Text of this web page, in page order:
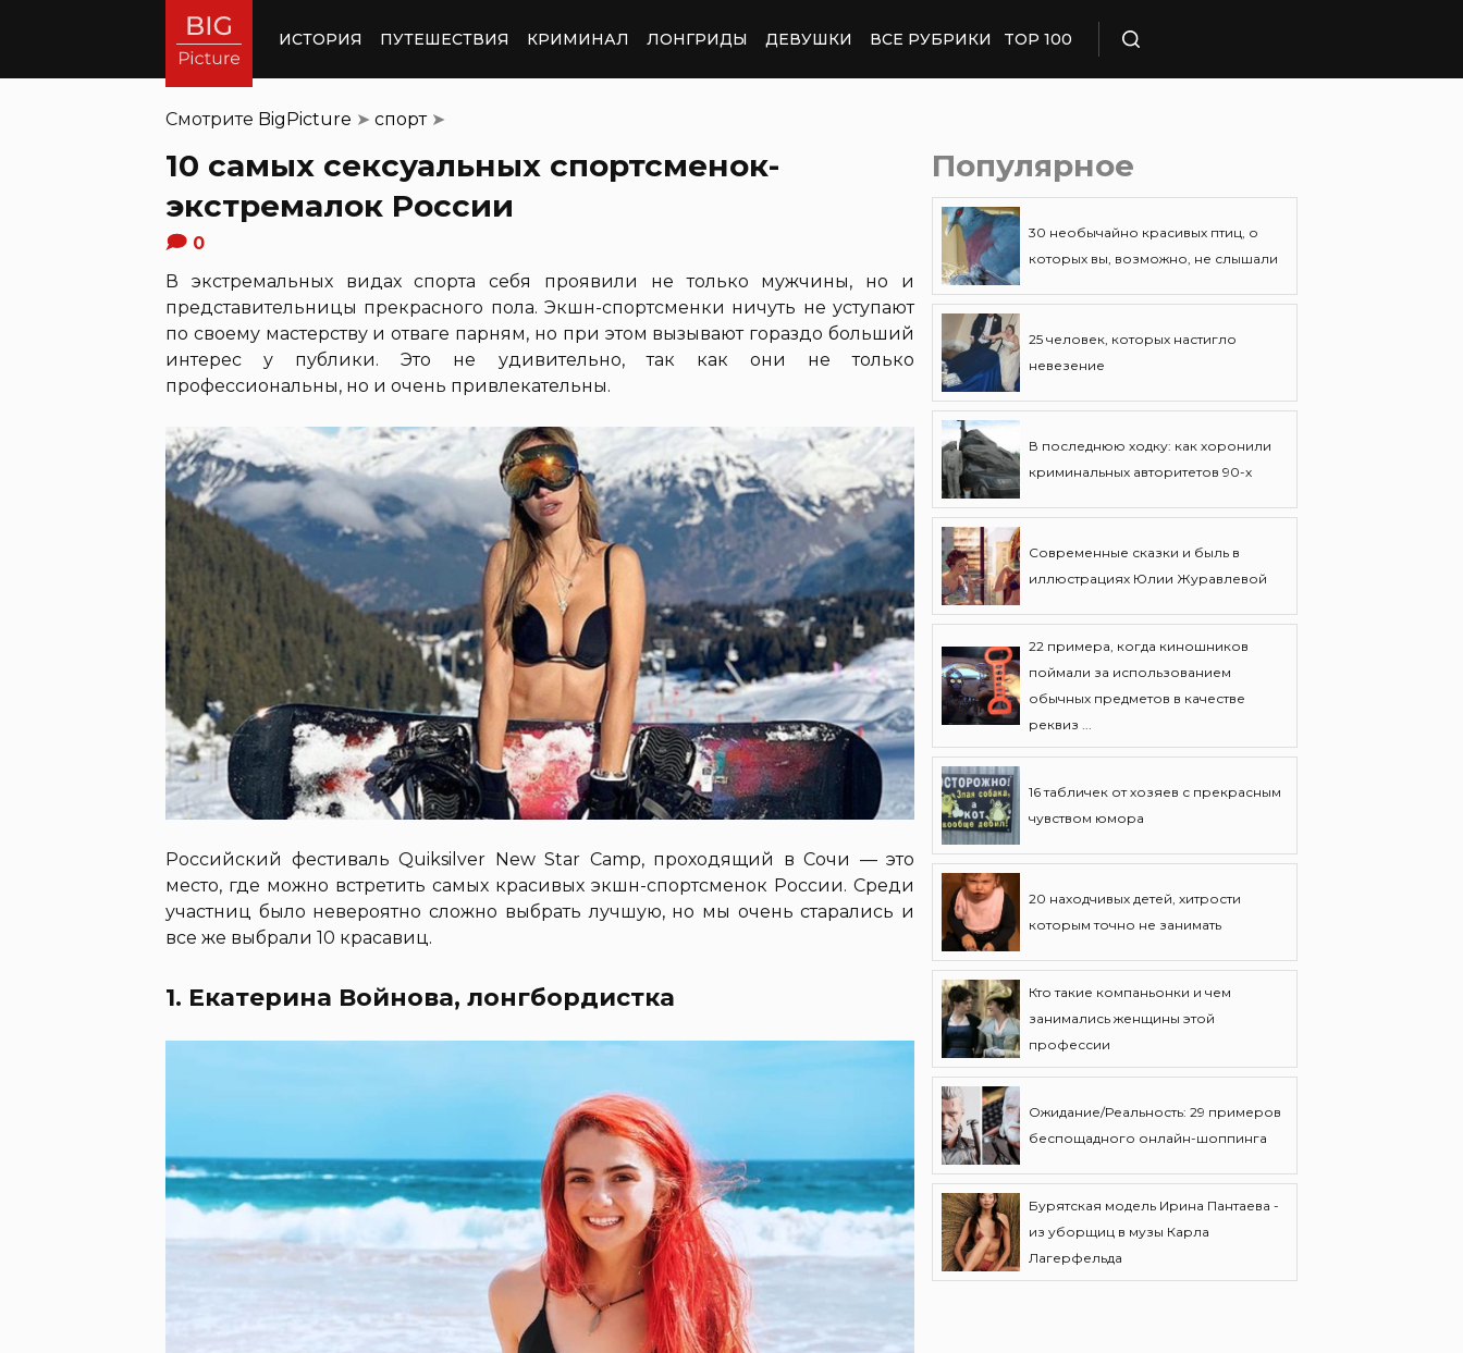
ИСТОРИЯ ПУТЕШЕСТВИЯ КРИМИНАЛ ЛОНГРИДЫ ДЕВУШКИ ВСЕ РУБРИКИ TOP 100
Смотрите BigPicture ➤ спорт➤
10 самых сексуальных спортсменок-
экстремалок России
0
В экстремальных видах спорта себя проявили не только мужчины, но и
представительницы прекрасного пола. Экшн-спортсменки ничуть не уступают
по своему мастерству и отваге парням, но при этом вызывают гораздо больший
интерес у публики. Это не удивительно, так как они не только
профессиональны, но и очень привлекательны.
Российский фестиваль Quiksilver New Star Camp, проходящий в Сочи — это
место, где можно встретить самых красивых экшн-спортсменок России. Среди
участниц было невероятно сложно выбрать лучшую, но мы очень старались и
все же выбрали 10 красавиц.
1. Екатерина Войнова, лонгбордистка
Популярное
30 необычайно красивых птиц, о
которых вы, возможно, не слышали
25 человек, которых настигло
невезение
В последнюю ходку: как хоронили
криминальных авторитетов 90-х
Современные сказки и быль в
иллюстрациях Юлии Журавлевой
22 примера, когда киношников
поймали за использованием
обычных предметов в качестве
реквиз ...
16 табличек от хозяев с прекрасным
чувством юмора
20 находчивых детей, хитрости
которым точно не занимать
Кто такие компаньонки и чем
занимались женщины этой
профессии
Ожидание/Реальность: 29 примеров
беспощадного онлайн-шоппинга
Бурятская модель Ирина Пантаева -
из уборщиц в музы Карла
Лагерфельда